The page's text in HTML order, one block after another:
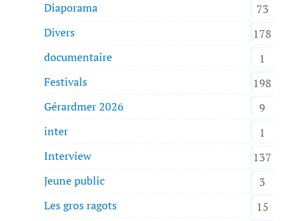
Diaporama
73
Divers
178
documentaire
1
Festivals
198
Gérardmer 2026
9
inter
1
Interview
137
Jeune public
3
Les gros ragots
15